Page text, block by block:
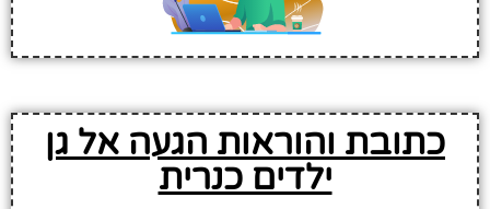
כתובת והוראות הגעה אל גן
ילדים כנרית